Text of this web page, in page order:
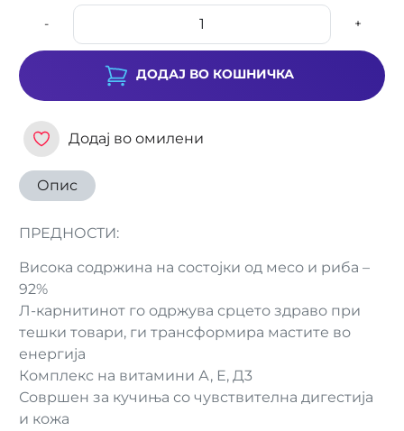
- +
ДОДАЈ ВО КОШНИЧКА
Додај во омилени
Опис
ПРЕДНОСТИ:
Висока содржина на состојки од месо и риба –
92%
Л-карнитинот го одржува срцето здраво при
тешки товари, ги трансформира мастите во
енергија
Комплекс на витамини А, Е, Д3
Совршен за кучиња со чувствителна дигестија
и кожа